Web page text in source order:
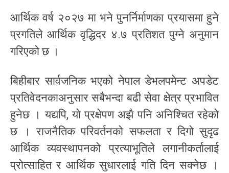
आर्थिक वर्ष २०२७ मा भने पुनर्निर्माणका प्रयासमा हुने
प्रगतिले आर्थिक वृद्धिदर ४.७ प्रतिशत पुग्ने अनुमान
गरिएको छ ।
बिहीबार सार्वजनिक भएको नेपाल डेभलपमेन्ट अपडेट
प्रतिवेदनकाअनुसार सबैभन्दा बढी सेवा क्षेत्र प्रभावित
हुनेछ । यद्यपि, यो प्रक्षेपण अझै पनि अनिश्चित रहेको
छ । राजनैतिक परिवर्तनको सफलता र दिगो सुदृढ
आर्थिक व्यवस्थापनको प्रत्याभूतिले लगानीकर्तालाई
प्रोत्साहित र आर्थिक सुधारलाई गति दिन सक्नेछ ।